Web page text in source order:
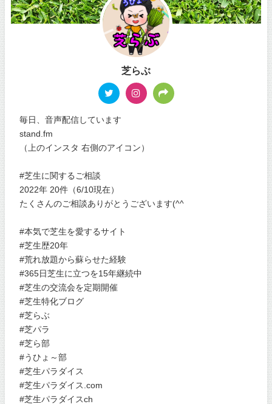
芝らぶ
毎日、音声配信しています
stand.fm
（上のインスタ 右側のアイコン）
#芝生に関するご相談
2022年 20件（6/10現在）
たくさんのご相談ありがとうございます(^^
#本気で芝生を愛するサイト
#芝生歴20年
#荒れ放題から蘇らせた経験
#365日芝生に立つを15年継続中
#芝生の交流会を定期開催
#芝生特化ブログ
#芝らぶ
#芝パラ
#芝ら部
#うひょ～部
#芝生パラダイス
#芝生パラダイス.com
#芝生パラダイスch